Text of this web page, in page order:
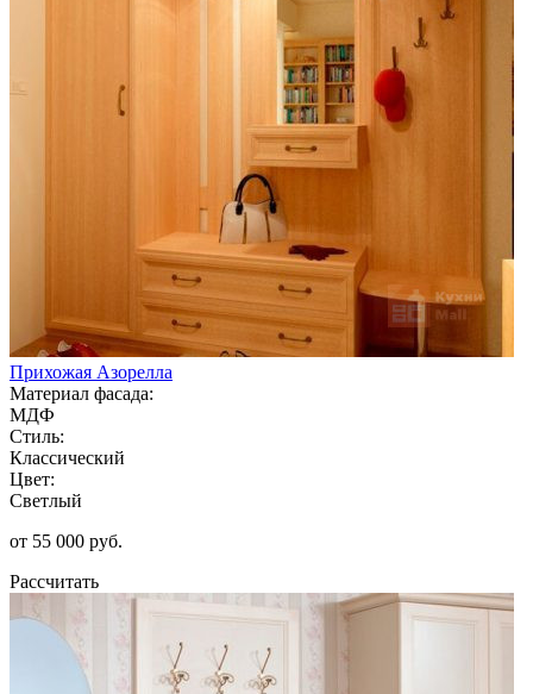
Прихожая Азорелла
Материал фасада:
МДФ
Стиль:
Классический
Цвет:
Светлый
от 55 000 руб.
Рассчитать